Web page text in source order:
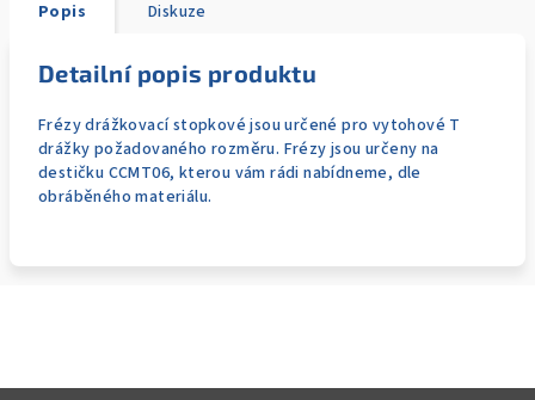
Popis Diskuze
Detailní popis produktu
Frézy drážkovací stopkové jsou určené pro vytohové T
drážky požadovaného rozměru. Frézy jsou určeny na
destičku CCMT06, kterou vám rádi nabídneme, dle
obráběného materiálu.